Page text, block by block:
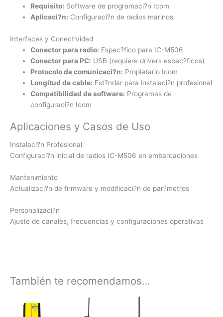
Requisito: Software de programaci?n Icom
Aplicaci?n: Configuraci?n de radios marinos
Interfaces y Conectividad
Conector para radio: Espec?fico para IC-M506
Conector para PC: USB (requiere drivers espec?ficos)
Protocolo de comunicaci?n: Propietario Icom
Longitud de cable: Est?ndar para instalaci?n profesional
Compatibilidad de software: Programas de
configuraci?n Icom
Aplicaciones y Casos de Uso
Instalaci?n Profesional
Configuraci?n inicial de radios IC-M506 en embarcaciones
Mantenimiento
Actualizaci?n de firmware y modificaci?n de par?metros
Personalizaci?n
Ajuste de canales, frecuencias y configuraciones operativas
También te recomendamos…